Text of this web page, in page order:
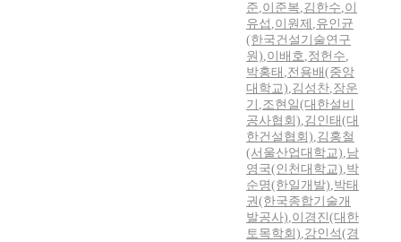
준,이준복,김한수,이
유섭 ,이원제 ,유인균
(한국건설기술연구
원),이배호,정헌수,
박홍태 ,전용배(중앙
대학교),김성찬,장운
기 ,조현일(대한설비
공사협회),김인태(대
한건설협회),김홍철
(서울산업대학교),남
영국(인천대학교),박
순명(한일개발),박태
권(한국종합기술개
발공사),이경진(대한
토목학회),강인석(경